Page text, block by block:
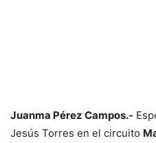
Juanma Pérez Campos.-
Jesús Torres en el circuito